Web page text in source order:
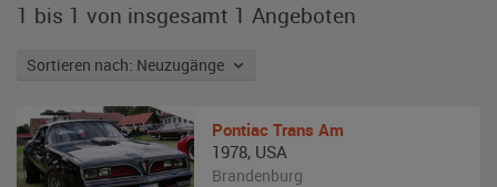
1 bis 1 von insgesamt 1 Angeboten
Sortieren nach: Neuzugänge
Pontiac Trans Am
1978, USA
Brandenburg